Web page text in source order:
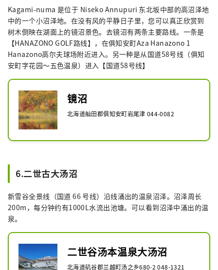
Kagami-numa 是位于 Niseko Annupuri 东北坂中部的高沼泽地
中的一个小沼泽地。在没有风的平静日子里，您可以真正欣赏到
树木倒映在湖面上的镜沼景色。去镜沼有两条主要路线。一条是
【HANAZONO GOLF路线】，在俱知安町Aza Hanazono 1
Hanazono高尔夫球场附近进入。另一种是从国道58号线（俱知
安町字花园～五色温泉）进入【国道58号线】
镜沼
北海道舢田郡俱知安町岩尾津 044-0082
6.二世古大汤沼
新雪谷全景线（国道 66 号线）沿线涌出的温泉沼泽。沼泽周长
200m，每分钟约有1000L水流出池塘。可以看到沼泽中涌出的温
泉。
二世谷汤本温泉大汤沼
北海道矶谷郡兰越町汤之乡680-2 048-1321